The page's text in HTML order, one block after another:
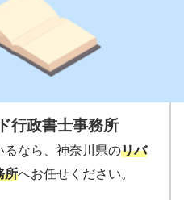
行政書士事務所
るなら、神奈川県のリバ
所へお任せください。